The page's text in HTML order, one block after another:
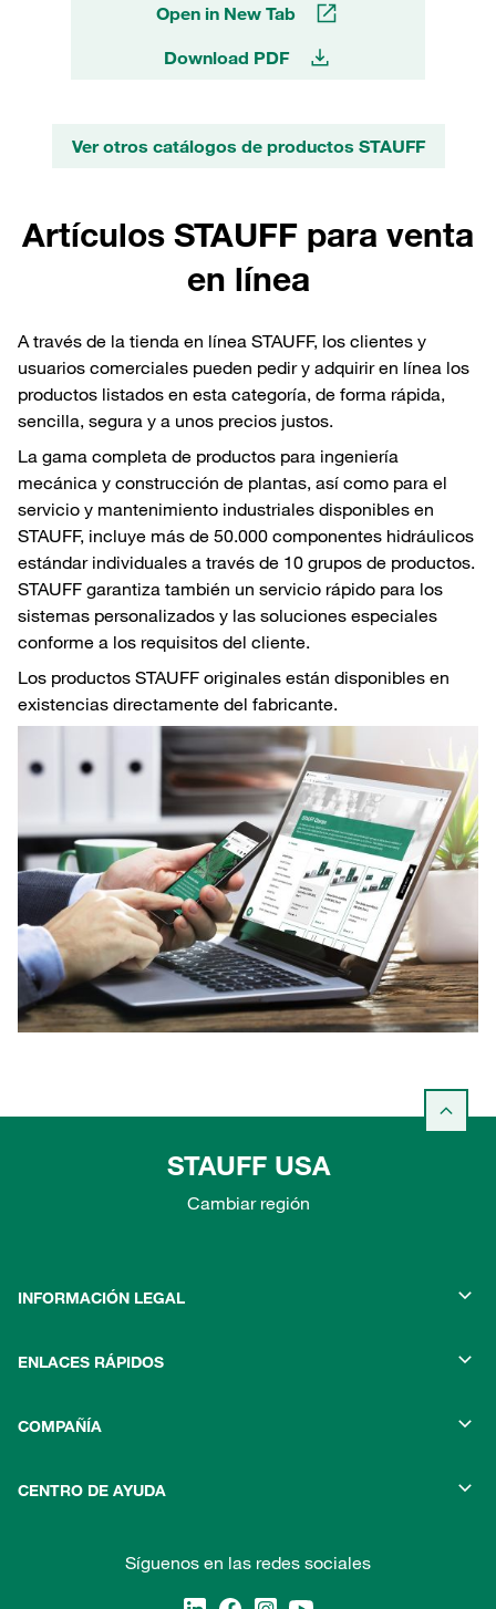
Open in New Tab
Download PDF
Ver otros catálogos de productos STAUFF
Artículos STAUFF para venta
en línea
A través de la tienda en línea STAUFF, los clientes y
usuarios comerciales pueden pedir y adquirir en línea los
productos listados en esta categoría, de forma rápida,
sencilla, segura y a unos precios justos.
La gama completa de productos para ingeniería
mecánica y construcción de plantas, así como para el
servicio y mantenimiento industriales disponibles en
STAUFF, incluye más de 50.000 componentes hidráulicos
estándar individuales a través de 10 grupos de productos.
STAUFF garantiza también un servicio rápido para los
sistemas personalizados y las soluciones especiales
conforme a los requisitos del cliente.
Los productos STAUFF originales están disponibles en
existencias directamente del fabricante.
STAUFF USA
Cambiar región
INFORMACIÓN LEGAL
ENLACES RÁPIDOS
COMPAÑÍA
CENTRO DE AYUDA
Síguenos en las redes sociales